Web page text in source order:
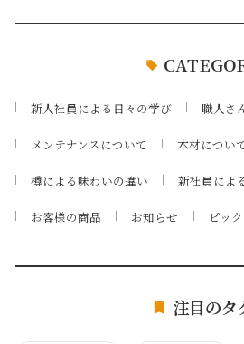
新人社員による日々の学び 職人さ
メンテナンスについて 木材につい
樽による味わいの違い 新社員によ
お客様の商品 お知らせ ピッ
注目のタ